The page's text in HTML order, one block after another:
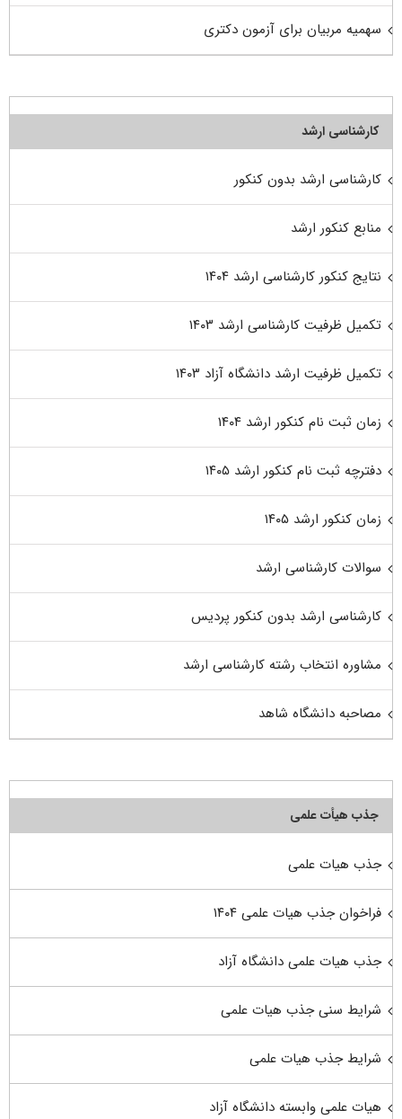
سهمیه مربیان برای آزمون دکتری
کارشناسی ارشد
کارشناسی ارشد بدون کنکور
منابع کنکور ارشد
نتایج کنکور کارشناسی ارشد ۱۴۰۴
تکمیل ظرفیت کارشناسی ارشد ۱۴۰۳
تکمیل ظرفیت ارشد دانشگاه آزاد ۱۴۰۳
زمان ثبت نام کنکور ارشد ۱۴۰۴
دفترچه ثبت نام کنکور ارشد ۱۴۰۵
زمان کنکور ارشد ۱۴۰۵
سوالات کارشناسی ارشد
کارشناسی ارشد بدون کنکور پردیس
مشاوره انتخاب رشته کارشناسی ارشد
مصاحبه دانشگاه شاهد
جذب هیأت علمی
جذب هیات علمی
فراخوان جذب هیات علمی ۱۴۰۴
جذب هیات علمی دانشگاه آزاد
شرایط سنی جذب هیات علمی
شرایط جذب هیات علمی
هیات علمی وابسته دانشگاه آزاد